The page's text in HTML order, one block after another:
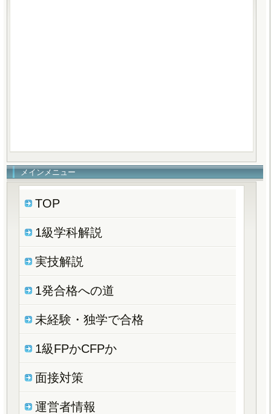
メインメニュー
TOP
1級学科解説
実技解説
1発合格への道
未経験・独学で合格
1級FPかCFPか
面接対策
運営者情報